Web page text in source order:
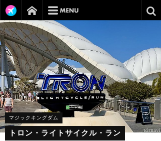
マジックキングダム
トロン・ライトサイクル・ラン